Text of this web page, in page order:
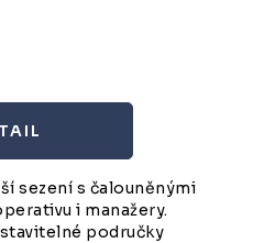
sezení s čalouněnými
i manažery.
područky